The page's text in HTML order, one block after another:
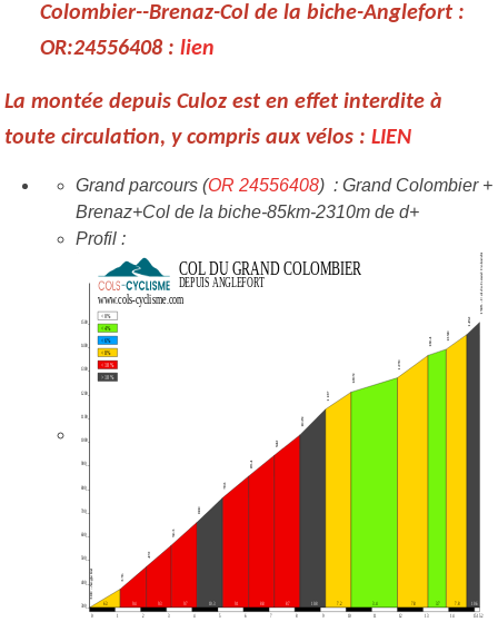
Colombier--Brenaz-Col de la biche-Anglefort :
OR:24556408 : lien
La montée depuis Culoz est en effet interdite à
toute circulation, y compris aux vélos : LIEN
Grand parcours (OR 24556408) : Grand Colombier +
Brenaz+Col de la biche-85km-2310m de d+
Profil :